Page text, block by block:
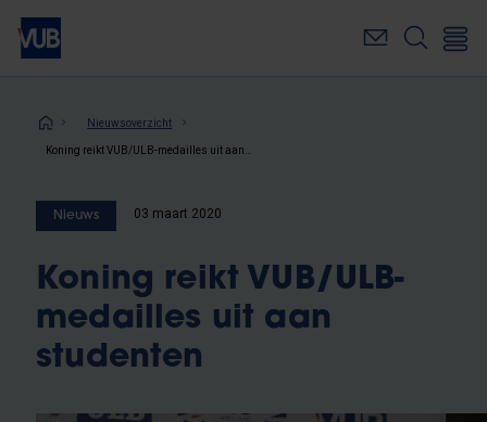
Overslaan
naar
inhoudKruimelpad
Nieuwsoverzicht
Nieuws 03 maart 2020
Koning reikt VUB/ULB-
medailles uit aan
studenten